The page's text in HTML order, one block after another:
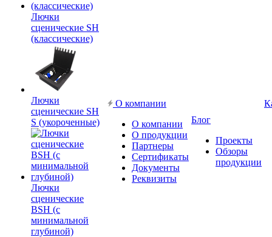
Лючки
сценические SH
(классические)
Лючки
сценические SH
S (укороченные)
Лючки
сценические
BSH (с
минимальной
глубиной)
О компании
О компании
О продукции
Партнеры
Сертификаты
Документы
Реквизиты
Блог
Проекты
Обзоры
продукции